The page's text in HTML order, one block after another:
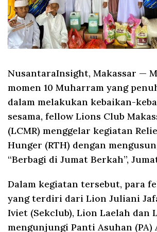
NusantaraInsight, Makassar —
momen 10 Muharram yang
dalam melakukan kebaikan-
sesama, fellow Lions Club
(LCMR) menggelar kegiatan
Hunger (RTH) dengan
“Berbagi di Jumat Berkah”,
Dalam kegiatan tersebut, para
yang terdiri dari Lion Juliani
Iviet (Sekclub), Lion Laelah dan
mengunjungi Panti Asuhan (PA)